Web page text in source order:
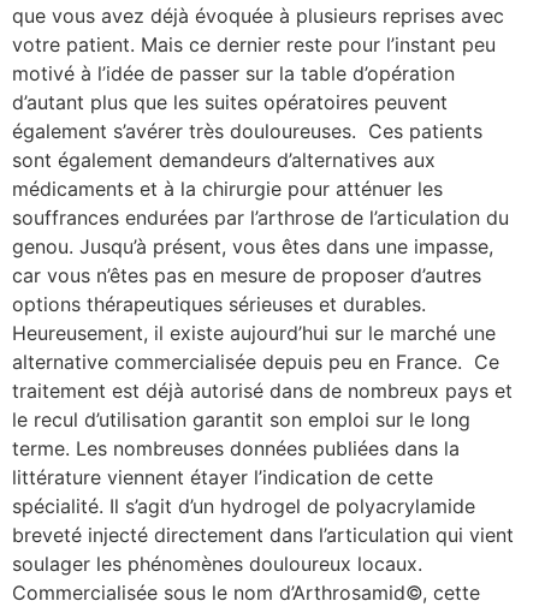
que vous avez déjà évoquée à plusieurs reprises avec
votre patient. Mais ce dernier reste pour l’instant peu
motivé à l’idée de passer sur la table d’opération
d’autant plus que les suites opératoires peuvent
également s’avérer très douloureuses. Ces patients
sont également demandeurs d’alternatives aux
médicaments et à la chirurgie pour atténuer les
souffrances endurées par l’arthrose de l’articulation du
genou. Jusqu’à présent, vous êtes dans une impasse,
car vous n’êtes pas en mesure de proposer d’autres
options thérapeutiques sérieuses et durables.
Heureusement, il existe aujourd’hui sur le marché une
alternative commercialisée depuis peu en France. Ce
traitement est déjà autorisé dans de nombreux pays et
le recul d’utilisation garantit son emploi sur le long
terme. Les nombreuses données publiées dans la
littérature viennent étayer l’indication de cette
spécialité. Il s’agit d’un hydrogel de polyacrylamide
breveté injecté directement dans l’articulation qui vient
soulager les phénomènes douloureux locaux.
Commercialisée sous le nom d’Arthrosamid©, cette